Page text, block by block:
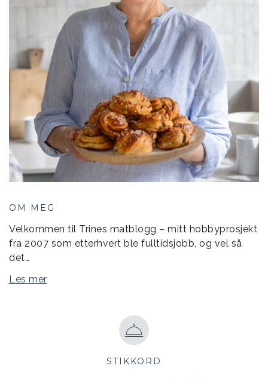
OM MEG
Velkommen til Trines matblogg – mitt hobbyprosjekt
fra 2007 som etterhvert ble fulltidsjobb, og vel så
det…
Les mer
STIKKORD